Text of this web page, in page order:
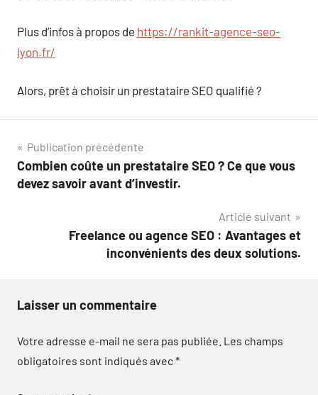
Plus d’infos à propos de https://rankit-agence-seo-
lyon.fr/
Alors, prêt à choisir un prestataire SEO qualifié ?
Navigation
de
Publication précédente
Combien coûte un prestataire SEO ? Ce que vous
devez savoir avant d’investir.
Article suivant
Freelance ou agence SEO : Avantages et
inconvénients des deux solutions.
Laisser un commentaire
Votre adresse e-mail ne sera pas publiée. Les champs
obligatoires sont indiqués avec*